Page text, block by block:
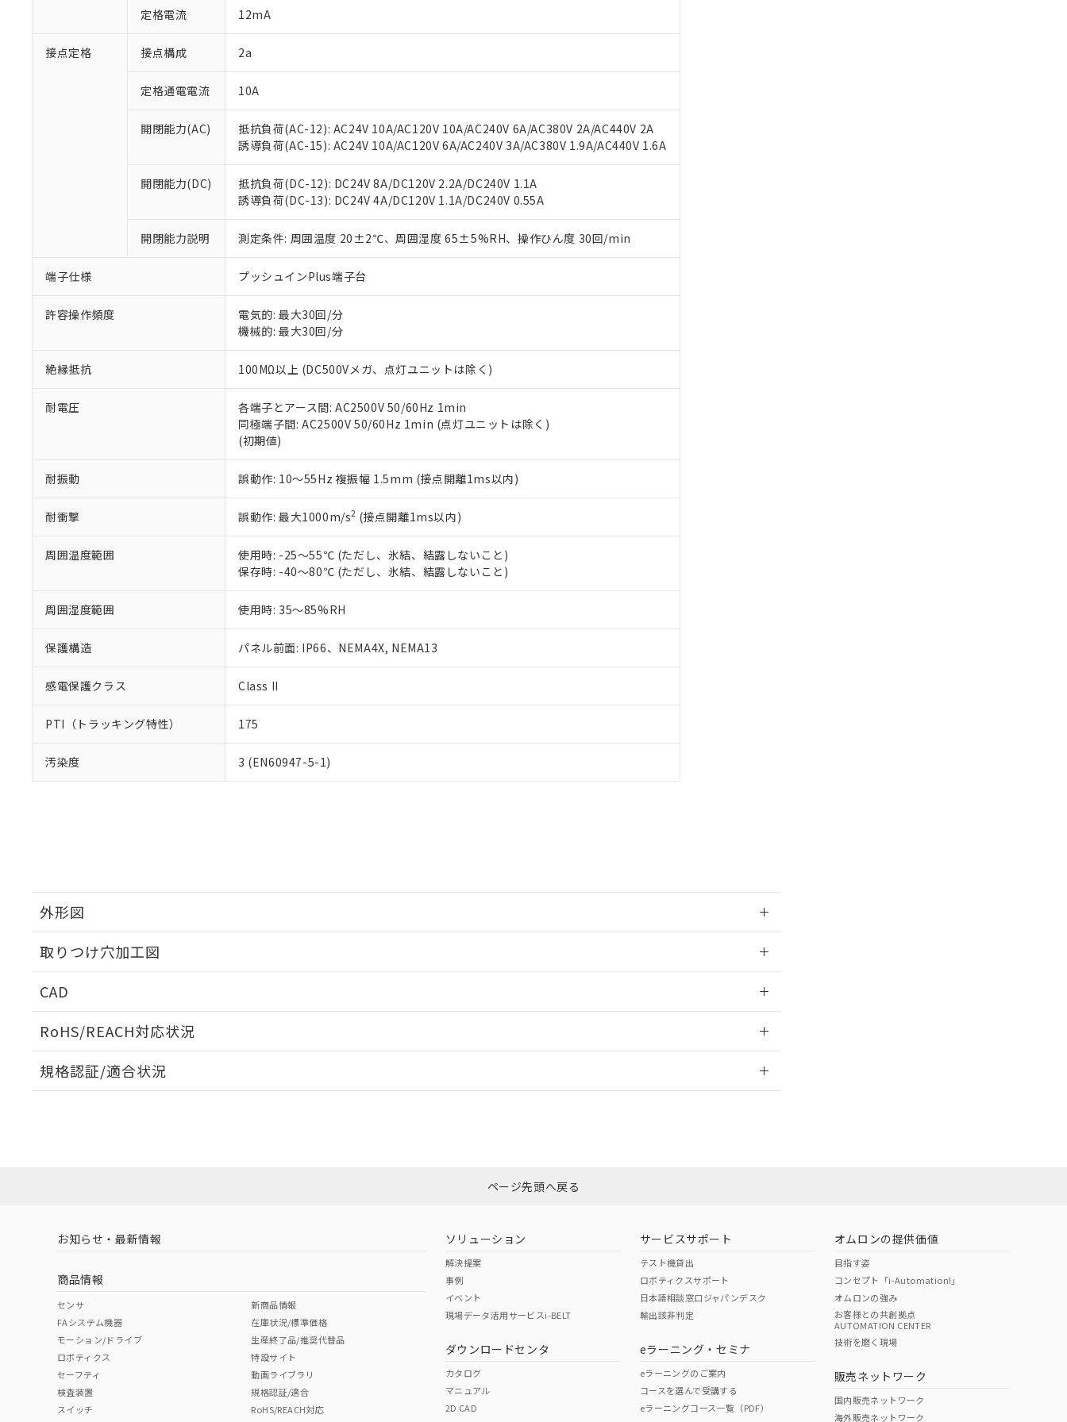
定格電流 12mA
接点定格 接点構成 2a
定格通電電流 10A
開閉能力(AC)
抵抗負荷(AC-12): AC24V 10A/AC120V 10A/AC240V 6A/AC380V 2A/AC440V 2A
誘導負荷(AC-15): AC24V 10A/AC120V 6A/AC240V 3A/AC380V 1.9A/AC440V 1.6A
開閉能力(DC)
抵抗負荷(DC-12): DC24V 8A/DC120V 2.2A/DC240V 1.1A
誘導負荷(DC-13): DC24V 4A/DC120V 1.1A/DC240V 0.55A
開閉能力説明 測定条件: 周囲温度 20±2℃、周囲湿度 65±5%RH、操作ひん度 30回/min
端子仕様 プッシュインPlus端子台
許容操作頻度
電気的: 最大30回/分
機械的: 最大30回/分
絶縁抵抗 100MΩ以上 (DC500Vメガ、点灯ユニットは除く)
耐電圧
各端子とアース間: AC2500V 50/60Hz 1min
同極端子間: AC2500V 50/60Hz 1min (点灯ユニットは除く)
(初期値)
耐振動 誤動作: 10～55Hz 複振幅 1.5mm (接点開離1ms以内)
耐衝撃 誤動作: 最大1000m/s2 (接点開離1ms以内)
周囲温度範囲
使用時: -25～55℃ (ただし、氷結、結露しないこと)
保存時: -40～80℃ (ただし、氷結、結露しないこと)
周囲湿度範囲 使用時: 35～85%RH
保護構造 パネル前面: IP66、NEMA4X, NEMA13
感電保護クラス Class II
PTI（トラッキング特性） 175
汚染度 3 (EN60947-5-1)
外形図
取りつけ穴加工図
CAD
RoHS/REACH対応状況
EU RoHS 注意事項・凡例
ダウンロードはこちら
中国 RoHS 注意事項・凡例
中国 RoHS表
Pb Hg Cr(VI)
O O
規格認証/適合状況
い。
正式な納期状況および標準価格はお客様のお取引先、またはお客様担当のオムロン制御機器販売店・
当社販売員にご相談ください。
オムロン制御機器販売店や当社販売拠点は「販売ネットワーク
」をご確認ください。
在庫状況および標準価格結果を当社の事前の承諾なく第三者に漏洩または開示しないようお願いしま
す。
マイパーツ機能（部品リスト作成サービス）をご利用いただくには、I-Webメンバーズにご登録され
お客様が当ウェブサイト上で当社にご登録された部品リストについて、当社および当社の共同利用者
が、当社の製品・サービスに関するお客様との取引・商談に必要な範囲で利用することをご了承くだ
さい。
※当社の共同利用者とは、"個人情報の共同利用に関して"
の「1.共同利用者の範囲」に記載されて
いる法人を指します。
但し、RoHS指令で産業用監視および制御機器に対する適用除外項目は除く。
※2 対応予定月
部品在庫の切り替え状況などにより、予定月が前後することがあります。
※3 非含有証明書ダウンロード
下記の非含有証明書をダウンロードすることができます。
EU RoHS指令（10物質）の非含有証明書
51物質の非含有証明書（当社基準）
※本証明書は発行日時点で非含有を証明するもので、過去に遡って非含有を証明するものではありません。
また、RoHS指令のフタル酸エステル類４物質の対応では、対応完了までの期間は出荷製品に未対応品が
混在することから備考欄に対応日を記載しておりました。
り割愛しております。
「○」：最大均質材料含有率が中国RoHSの基準値以下であることを示します。
「×」：最大均質材料含有率が中国RoHSの基準値を超えていることを示します。
*中国RoHS10物質の基準値 (GB/T26572)：
Pb(鉛) :1000ppm、 Hg(水銀) : 1000ppm、 Cd(カドミウム) : 100ppm、
Cr(Ⅵ)(六価クロム) : 1000ppm、 PBBs(ポリ臭化ビフェニル類) : 1000ppm、 PBDEs(ポリ臭化ジフェニルエーテル類) : 1000ppm、
DBP(フタル酸ジブチル) : 1000ppm、 DIBP(フタル酸ジイソブチル) : 1000ppm、 BBP(フタル酸ブチルベンジル) : 1000ppm、
DEHP(フタル酸ビス(2-エチルヘキシル)) : 1000ppm
※2 環境保護使用期限
「ｅ」：有害物質（10物質）のすべてが基準値以下であることを示します。
「10」：通常の使用状況下において有害物質が外部に漏えいし、環境に深刻な影響を及ぼさない年数を意
味します。
当社は、これら貴社製品のうち、外国為替および外国貿易法に定める商品（以下｢規制貨物等」とい
当社は貴社製品を、核兵器、ミサイル、化学兵器、生物兵器またはその他武器並びにこれらの製造装
置等に一切使用いたしません。
当社は、貴社製品を第三者に販売する場合は、上記1、2および3の内容を当該第三者に通知します。
また当社は、販売先および販売に係わる関係者が違法に輸出するおそれがある場合は、取り引きをい
たしません。
号
○ 一定数以上の在庫あり
△ 一定数には満たないが在庫あり
－
在庫なし(最新の在庫状況については、お客様のお取引先、またはお客様担当のオムロン制御
機器販売店・当社販売員にご確認ください)
空
白
受注生産機種、また在庫状況の情報を公開していない機種
ページ先頭へ戻る
お知らせ・最新情報
商品情報
センサ
FAシステム機器
モーション/ドライブ
ロボティクス
セーフティ
検査装置
スイッチ
新商品情報
在庫状況/標準価格
生産終了品/推奨代替品
特設サイト
動画ライブラリ
規格認証/適合
RoHS/REACH対応
ソリューション
解決提案
事例
イベント
現場データ活用サービスi-BELT
ダウンロードセンタ
カタログ
マニュアル
2D CAD
サービスサポート
テスト機貸出
ロボティクスサポート
日本語相談窓口ジャパンデスク
輸出該非判定
eラーニング・セミナ
eラーニングのご案内
コースを選んで受講する
eラーニングコース一覧（PDF）
オムロンの提供価値
目指す姿
コンセプト「i-Automation!」
オムロンの強み
お客様との共創拠点
AUTOMATION CENTER
技術を磨く現場
販売ネットワーク
国内販売ネットワーク
海外販売ネットワーク